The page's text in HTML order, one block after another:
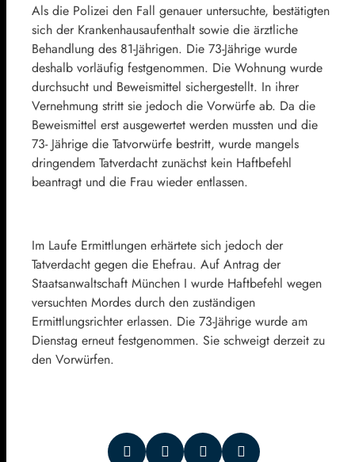
Als die Polizei den Fall genauer untersuchte, bestätigten
sich der Krankenhausaufenthalt sowie die ärztliche
Behandlung des 81-Jährigen. Die 73-Jährige wurde
deshalb vorläufig festgenommen. Die Wohnung wurde
durchsucht und Beweismittel sichergestellt. In ihrer
Vernehmung stritt sie jedoch die Vorwürfe ab. Da die
Beweismittel erst ausgewertet werden mussten und die
73- Jährige die Tatvorwürfe bestritt, wurde mangels
dringendem Tatverdacht zunächst kein Haftbefehl
beantragt und die Frau wieder entlassen.
Im Laufe Ermittlungen erhärtete sich jedoch der
Tatverdacht gegen die Ehefrau. Auf Antrag der
Staatsanwaltschaft München I wurde Haftbefehl wegen
versuchten Mordes durch den zuständigen
Ermittlungsrichter erlassen. Die 73-Jährige wurde am
Dienstag erneut festgenommen. Sie schweigt derzeit zu
den Vorwürfen.